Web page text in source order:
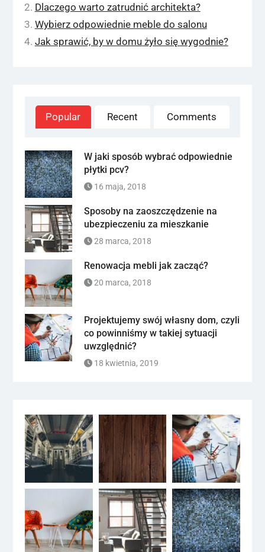
Dlaczego warto zatrudnić architekta?
Wybierz odpowiednie meble do salonu
Jak sprawić, by w domu żyło się wygodnie?
Popular Recent Comments
W jaki sposób wybrać odpowiednie
płytki pcv?
16 maja, 2018
Sposoby na zaoszczędzenie na
ubezpieczeniu za mieszkanie
28 marca, 2018
Renowacja mebli jak zacząć?
20 marca, 2018
Projektujemy swój własny dom, czyli
co powinniśmy w takiej sytuacji
uwzględnić?
18 kwietnia, 2019